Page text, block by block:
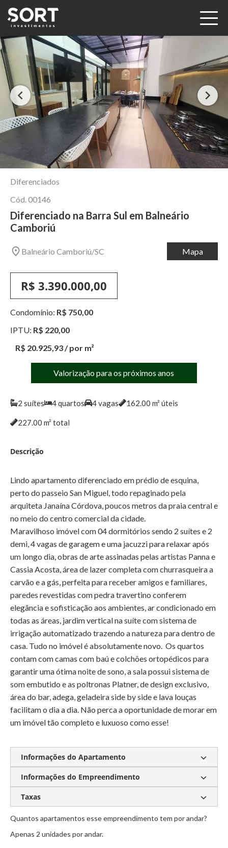
Diferenciados
Cód.00146
Diferenciado na Barra Sul em Balneário
Camboriú
Balneário Camboriú/SC Mapa
R$ 3.390.000,00
Condomínio: R$ 750,00
IPTU: R$ 220,00
R$ 20.925,93 / por m²
Valorização para os próximos anos
2 suítes 4quartos 4vagas 162.00 m² úteis
227.00 m² total
Descrição
Lindo apartamento diferenciado em prédio de esquina,
perto do passeio San Miguel, todo repaginado pela
arquiteta Janaína Córdova, poucos metros da praia central e
no meio do centro comercial da cidade.
Maravilhoso imóvel com 04 dormitórios sendo 2 suítes e 2
demi, 4 vagas de garagem e uma jacuzzi para relaxar após
um longo dia, obras de arte assinadas pelas artistas Panna e
Cassia Acosta, área de lazer completa com churrasqueira a
carvão e a gás, perfeita para receber amigos e familiares,
paredes revestidas com pedra travertino conferem
elegância e sofisticação aos ambientes, ar condicionado em
todas as áreas, jardim vertical na suíte com sistema de
irrigação automatizado trazendo a natureza para dentro de
casa. Tudo no imóvel é absolutamente novo. Os quartos
contam com camas com baú e colchões ortopédicos para
garantir uma ótima noite de sono, a sala possui sistema de
som embutido e as poltronas Platner, de design exclusivo,
área do bar, adega, geladeira side by side e lava louças
facilitam o dia a dia. Não perca a oportunidade de morar em
um imóvel tão completo e luxuoso como esse!
Informações do Apartamento
2 suítes 2 demi-suítes
4 vagas de garagem
Jacuzzi
Informações do Empreendimento
Piscina
Taxas
Condomínio:R$ 750,00
R$ 220,00
Quantos apartamentos esse empreendimento tem por andar?
Apenas 2 unidades por andar.